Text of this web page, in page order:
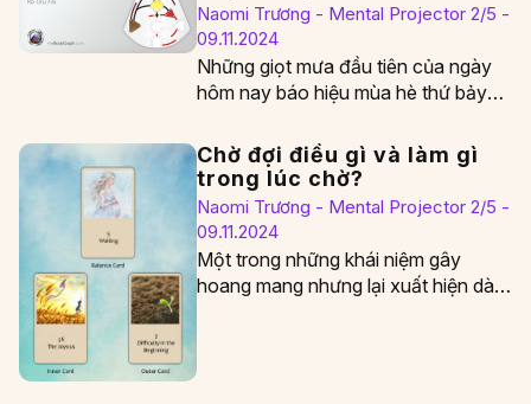
Naomi Trương - Mental Projector 2/5 -
09.11.2024
Những giọt mưa đầu tiên của ngày
hôm nay báo hiệu mùa hè thứ bảy
Chờ đợi điều gì và làm gì
trong lúc chờ?
Naomi Trương - Mental Projector 2/5 -
09.11.2024
Một trong những khái niệm gây
hoang mang nhưng lại xuất hiện dày